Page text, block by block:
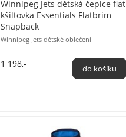
Winnipeg Jets dětská čepice flat
kšiltovka Essentials Flatbrim
Snapback
Winnipeg Jets dětské oblečení
1 198,-